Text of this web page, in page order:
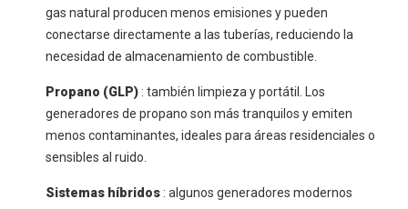
gas natural producen menos emisiones y pueden
conectarse directamente a las tuberías, reduciendo la
necesidad de almacenamiento de combustible.
Propano (GLP) : también limpieza y portátil. Los
generadores de propano son más tranquilos y emiten
menos contaminantes, ideales para áreas residenciales o
sensibles al ruido.
Sistemas híbridos : algunos generadores modernos